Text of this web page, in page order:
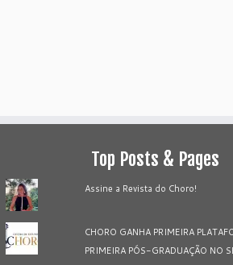
Top Posts & Pages
Assine a Revista do Choro!
CHORO GANHA PRIMEIRA
PRIMEIRA PÓS-GRADUAÇÃO NO